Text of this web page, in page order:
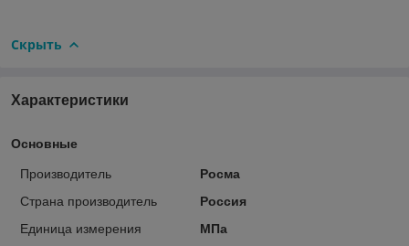
Скрыть
Характеристики
Основные
Производитель
Росма
Страна производитель
Россия
Единица измерения
МПа